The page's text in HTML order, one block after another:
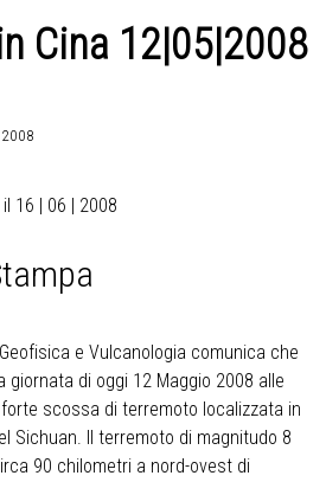
Cina 12|05|2008
2008
16 | 06 | 2008
e Vulcanologia comunica che
di oggi 12 Maggio 2008 alle
scossa di terremoto localizzata in
Sichuan. Il terremoto di magnitudo 8
90 chilometri a nord-ovest di